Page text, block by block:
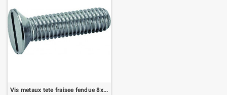
Vis metaux tete fraisee fendue 8x80 zn din963 (boite de 100)